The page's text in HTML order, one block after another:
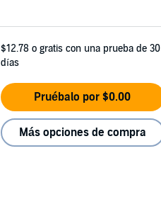
$12.78 o gratis con una prueba de 30
días
Pruébalo por $0.00
Más opciones de compra